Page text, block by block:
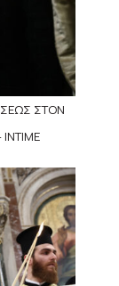
ΣΤΟΝ